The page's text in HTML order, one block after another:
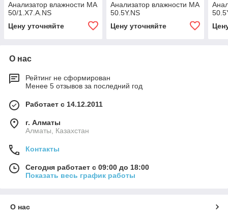
Анализатор влажности MA
50/1.X7.A.NS
Цену уточняйте
Анализатор влажности MA
50.5Y.NS
Цену уточняйте
О нас
Рейтинг не сформирован
Менее 5 отзывов за последний год
Работает с 14.12.2011
г. Алматы
Алматы, Казахстан
Контакты
Сегодня работает с 09:00 до 18:00
Показать весь график работы
О нас